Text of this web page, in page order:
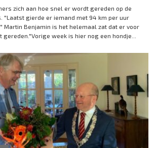
zich aan hoe snel er wordt gereden op de
"Laatst gierde er iemand met 94 km per uur
Martin Benjamin is het helemaal zat dat er voor
week is hier nog een hondje...